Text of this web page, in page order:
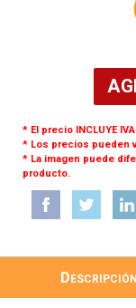
* El precio INCLUYE IVA
* Los precios pueden
* La imagen puede
producto.
Descripción